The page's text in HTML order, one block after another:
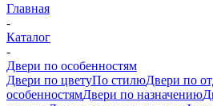
Главная
-
Каталог
-
Двери по особенностям
Двери по цветуПо стилюДвери по
особенностямДвери по назначению